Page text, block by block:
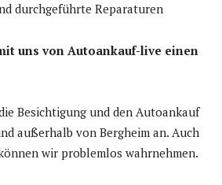
durchgeführte Reparaturen
uns von Autoankauf-live einen
Besichtigung und den Autoankauf
außerhalb von Bergheim an. Auch
wir problemlos wahrnehmen.